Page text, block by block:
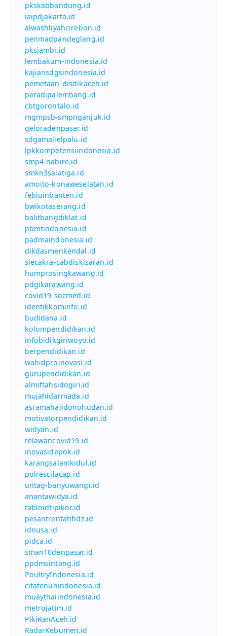
pkskabbandung.id
iaipdjakarta.id
alwashliyahcirebon.id
penmadpandeglang.id
pksjambi.id
lembakum-indonesia.id
kajiansdgsindonesia.id
pemetaan-disdikaceh.id
peradipalembang.id
cbtgorontalo.id
mgmpsb-smpnganjuk.id
geloradenpasar.id
sdgamalielpalu.id
lpkkompetensiindonesia.id
smp4-nabire.id
smkn3salatiga.id
amoito-konaweselatan.id
febiuinbanten.id
bwikotaserang.id
balitbangdiklat.id
pbmtindonesia.id
padmaindonesia.id
dikdasmenkendal.id
siecakra-cabdiskisaran.id
humprosingkawang.id
pdgikarawang.id
covid19-socmed.id
identikkominfo.id
budidana.id
kolompendidikan.id
infobidikgiriwoyo.id
berpendidikan.id
wahidproinovasi.id
gurupendidikan.id
almiftahsidogiri.id
mujahidarmada.id
asramahajidonohudan.id
motivatorpendidikan.id
widyan.id
relawancovid19.id
inovasidepok.id
karangsalamkidul.id
polrescilacap.id
untag-banyuwangi.id
anantawidya.id
tabloidtipikor.id
pesantrentahfidz.id
idnusa.id
pidca.id
sman10denpasar.id
ppdmsintang.id
PoultryIndonesia.id
citatenunindonesia.id
muaythaiindonesia.id
metrojatim.id
PikiRanAceh.id
RadarKebumen.id